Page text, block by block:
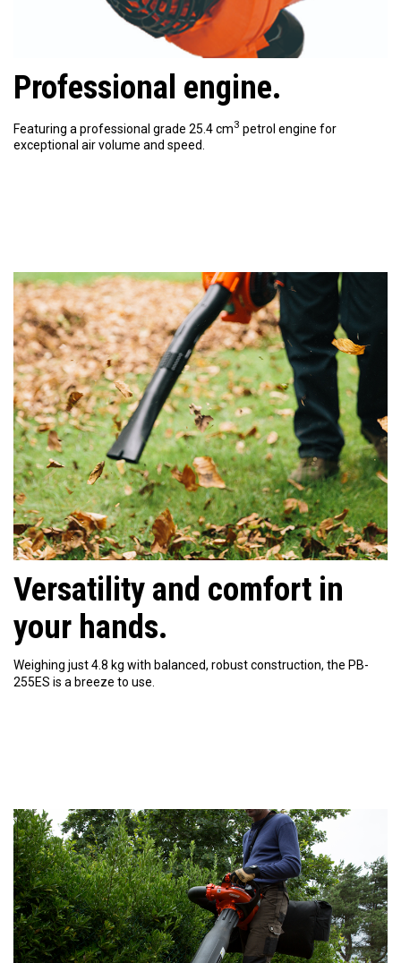
Professional engine.
Featuring a professional grade 25.4 cm3 petrol engine for
exceptional air volume and speed.
Versatility and comfort in
your hands.
Weighing just 4.8 kg with balanced, robust construction, the PB-
255ES is a breeze to use.